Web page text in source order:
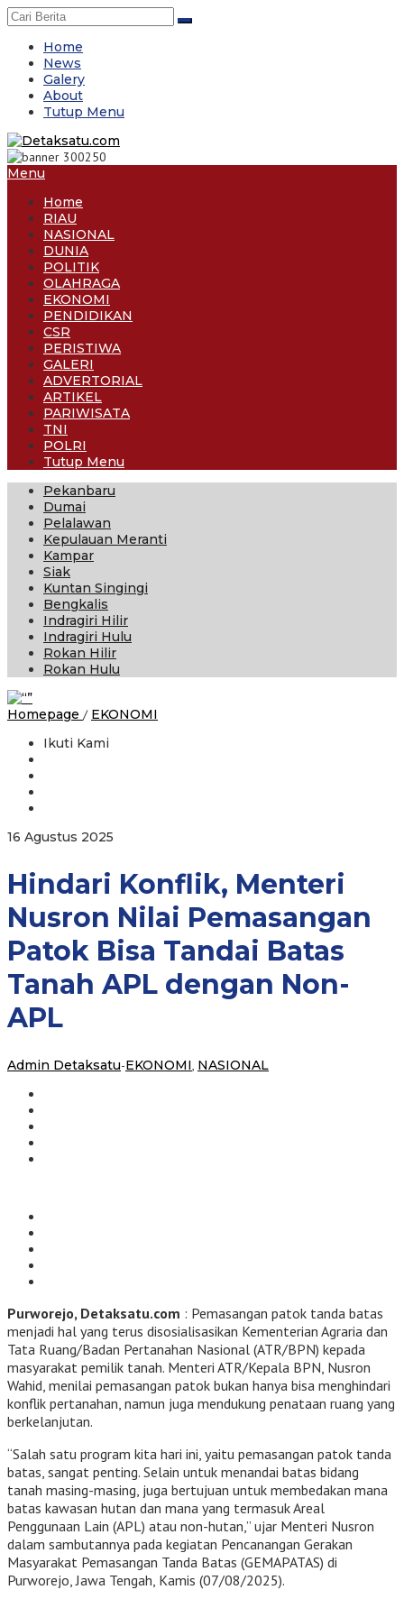
Skip
to
contentHome
News
Galery
About
Tutup Menu
Menu
Home
RIAU
NASIONAL
DUNIA
POLITIK
OLAHRAGA
EKONOMI
PENDIDIKAN
CSR
PERISTIWA
GALERI
ADVERTORIAL
ARTIKEL
PARIWISATA
TNI
POLRI
Tutup Menu
Pekanbaru
Dumai
Pelalawan
Kepulauan Meranti
Kampar
Siak
Kuntan Singingi
Bengkalis
Indragiri Hilir
Indragiri Hulu
Rokan Hilir
Rokan Hulu
Homepage / EKONOMI
Tanah
APL
dengan
Non-
APL
Ikuti Kami
16 Agustus 2025
Hindari Konflik, Menteri
Nusron Nilai Pemasangan
Patok Bisa Tandai Batas
Tanah APL dengan Non-
APL
Admin Detaksatu-EKONOMI, NASIONAL
Purworejo, Detaksatu.com : Pemasangan patok tanda batas
menjadi hal yang terus disosialisasikan Kementerian Agraria dan
Tata Ruang/Badan Pertanahan Nasional (ATR/BPN) kepada
masyarakat pemilik tanah. Menteri ATR/Kepala BPN, Nusron
Wahid, menilai pemasangan patok bukan hanya bisa menghindari
konflik pertanahan, namun juga mendukung penataan ruang yang
berkelanjutan.
“Salah satu program kita hari ini, yaitu pemasangan patok tanda
batas, sangat penting. Selain untuk menandai batas bidang
tanah masing-masing, juga bertujuan untuk membedakan mana
batas kawasan hutan dan mana yang termasuk Areal
Penggunaan Lain (APL) atau non-hutan,” ujar Menteri Nusron
dalam sambutannya pada kegiatan Pencanangan Gerakan
Masyarakat Pemasangan Tanda Batas (GEMAPATAS) di
Purworejo, Jawa Tengah, Kamis (07/08/2025).